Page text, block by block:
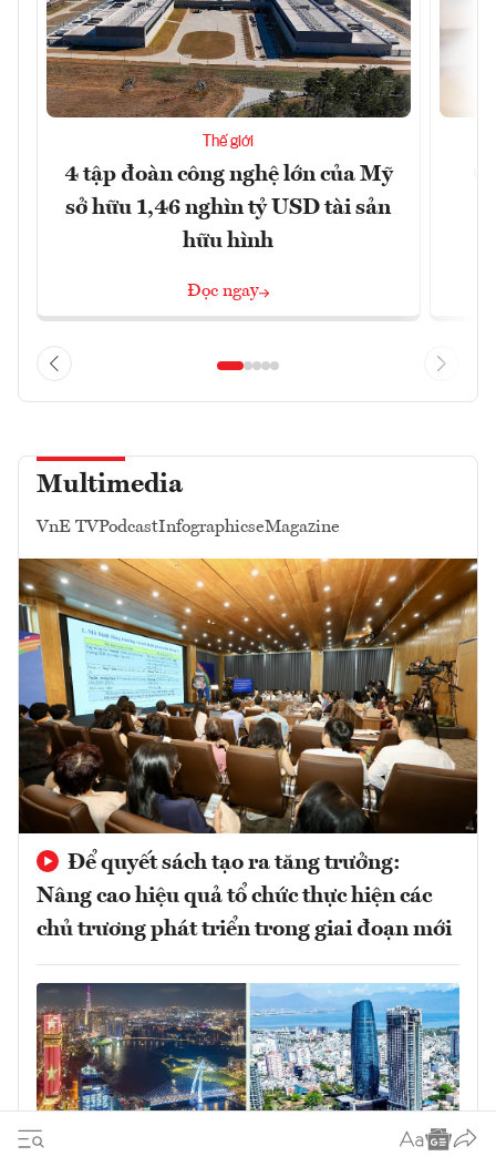
Thế giới
4 tập đoàn công nghệ lớn của Mỹ
sở hữu 1,46 nghìn tỷ USD tài sản
hữu hình
Đọc ngay
Multimedia
VnE TVPodcastInfographicseMagazine
Để quyết sách tạo ra tăng trưởng:
Nâng cao hiệu quả tổ chức thực hiện các
chủ trương phát triển trong giai đoạn mới